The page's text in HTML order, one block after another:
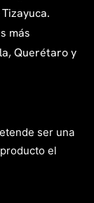
más
Querétaro y
ser una
el